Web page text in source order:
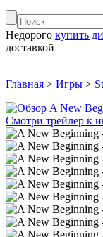
Недорого купить
доставкой
Главная > Игры >
Смотри трейлер к